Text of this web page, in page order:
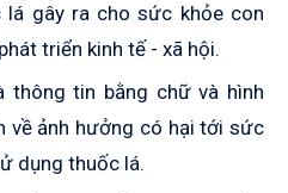
gây ra cho sức khỏe con
triển kinh tế - xã hội.
thông tin bằng chữ và hình
về ảnh hưởng có hại tới sức
dụng thuốc lá.